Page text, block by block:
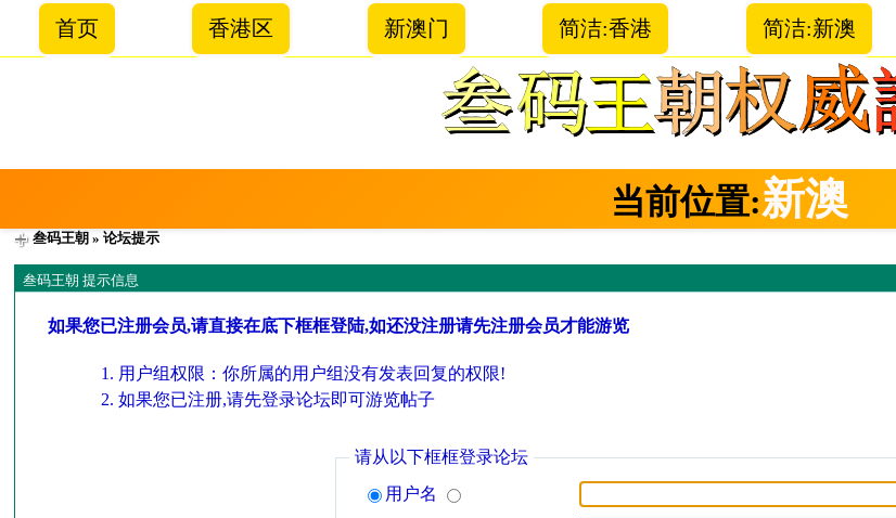
首页 香港区 新澳门 简洁:香港 简洁:新澳
当前位置:新澳
叁码王朝 » 论坛提示
叁码王朝 提示信息
如果您已注册会员,请直接在底下框框登陆,如还没注册请先注册会员才能游览
用户组权限：你所属的用户组没有发表回复的权限!
如果您已注册,请先登录论坛即可游览帖子
请从以下框框登录论坛
用户名